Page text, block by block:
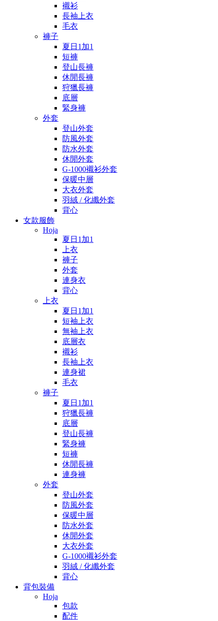
襯衫
長袖上衣
毛衣
褲子
夏日1加1
短褲
登山長褲
休閒長褲
狩獵長褲
底層
緊身褲
外套
登山外套
防風外套
防水外套
休閒外套
G-1000襯衫外套
保暖中層
大衣外套
羽絨 / 化纖外套
背心
女款服飾
Hoja
夏日1加1
上衣
褲子
外套
連身衣
背心
上衣
夏日1加1
短袖上衣
無袖上衣
底層衣
襯衫
長袖上衣
連身裙
毛衣
褲子
夏日1加1
狩獵長褲
底層
登山長褲
緊身褲
短褲
休閒長褲
連身褲
外套
登山外套
防風外套
保暖中層
防水外套
休閒外套
大衣外套
G-1000襯衫外套
羽絨 / 化纖外套
背心
背包裝備
Hoja
包款
配件